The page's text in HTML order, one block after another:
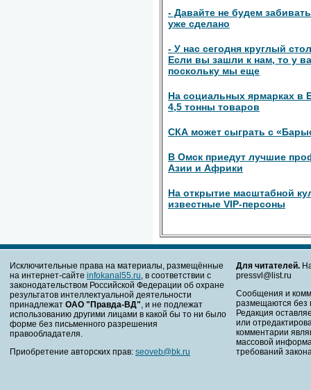
- Давайте не будем
уже сделано
- У нас сегодня круглый
Если вы зашли к нам, то у
поскольку мы еще
На социальных ярмарках в
4,5 тонны товаров
СКА может сыграть с
В Омск приедут лучшие
Азии и Африки
На открытие масштабной
известные VIP-персоны
Исключительные права на материалы, размещённые
на интернет-сайте infokanal55.ru , в соответствии с
законодательством Российской Федерации об охране
результатов интеллектуальной деятельности
принадлежат ОАО "Правда-ВД" , и не подлежат
использованию другими лицами в какой бы то ни было
форме без письменного разрешения
правообладателя.
Приобретение авторских прав: seoveb@bk.ru
Для читателей.
pressvl@list.ru
Сообщения и
размещаются без
Редакция
или
комментарии
массовой
требований